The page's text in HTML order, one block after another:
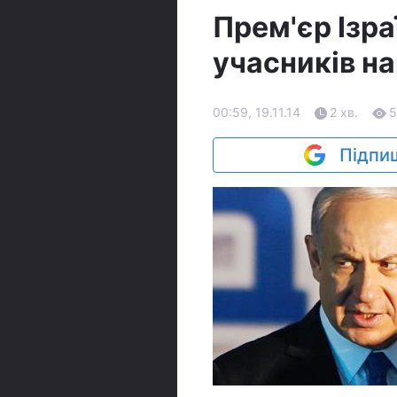
Прем'єр
учасників
00:59, 19.11.14 2 хв. 5